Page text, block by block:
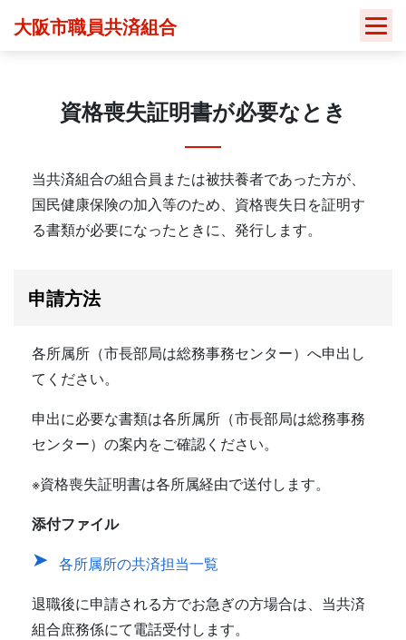
大阪市職員共済組合
資格喪失証明書が必要なとき
当共済組合の組合員または被扶養者であった方が、
国民健康保険の加入等のため、資格喪失日を証明す
る書類が必要になったときに、発行します。
申請方法
各所属所（市長部局は総務事務センター）へ申出し
てください。
申出に必要な書類は各所属所（市長部局は総務事務
センター）の案内をご確認ください。
※資格喪失証明書は各所属経由で送付します。
添付ファイル
各所属所の共済担当一覧
退職後に申請される方でお急ぎの方場合は、当共済
組合庶務係にて電話受付します。